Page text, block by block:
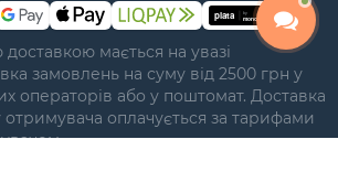
мається на увазі
замовлень на суму від 2500 грн у
операторів або у поштомат. Доставка
отримувача оплачується за тарифами